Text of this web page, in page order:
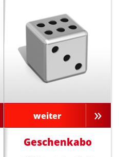
weiter
Geschenkabo